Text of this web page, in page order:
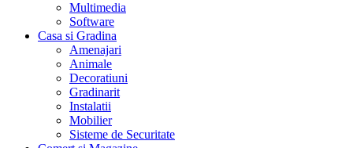
Multimedia
Software
Casa si Gradina
Amenajari
Animale
Decoratiuni
Gradinarit
Instalatii
Mobilier
Sisteme de Securitate